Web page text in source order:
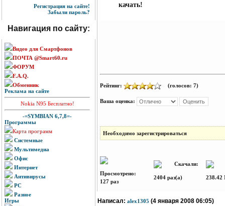
Регистрация на сайте!
Забыли пароль?
Навигация по сайту:
Видео для Смартфонов
ПОЧТА @Smart60.ru
ФОРУМ
F.A.Q.
Обменник
Реклама на сайте
Nokia N95 Бесплатно!
-=SYMBIAN 6,7,8=-
Программы
Карта программ
Системные
Мультимедиа
Офис
Интернет
Антивирусы
PC
Разное
Игры
качать!
Рейтинг: (голосов: 7)
Ваша оценка:
Необходимо зарегистрироваться
Просмотрено:
127 раз
Скачали:
2404 раз(а) 238.42
Написал: alex1305 (4 января 2008 06:05)